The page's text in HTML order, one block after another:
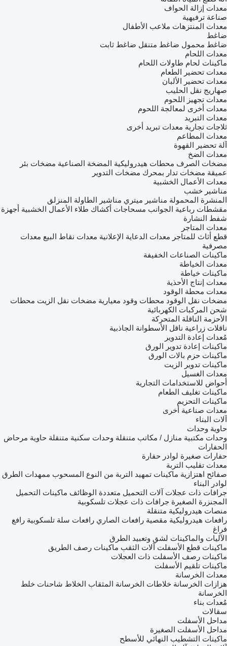
معدات إزالة الحواف
صناعة ترفيهية
معدات المنتزهات ملاعب الأطفال
ضاغط
ضاغط محمول ضاغط متنقل ضاغط ثابت
معدات اللحام
ماكينات لحام طاولات اللحام
معدات تحضير الطعام
معدات تحضير الألبان
صهاريج نقل الحليب
معدات تجهيز اللحوم
معدات أخرى لمعالجة اللحوم
معدات التبريد
ثلاجات تجارية معدات تبريد أخرى
معدات المطاعم
آلة تحضير القهوة
معدات الضخ
مضخات الصرف محطات هيدروليكية المضخة الصناعية مضخات بئر
عميقة مضخات تدار بمحرك مضخات التدوير
معدات الأعمال الخشبية
مناشير خشب
المنشرة المحمولة مناشير ميتري مناشير الطاولة المنزلق
مقشطات رباعية الجوانب مسحاجات أكشاك طلاء الأعمال الخشبية أجهزة
شفط النشارة
معدات المتاجر
قطع أثاث للمتاجر معدات الدعاية الإعلانية معدات نقاط البيع معدات
مصرفية
ماكينات الصناعات الخفيفة
معدات الخياطة
ماكينات خياطة
معدات إنتاج الأحذية
معدات محطة الوقود
مضخات نقل الوقود محطات وقود معيارية مضخات نقل الزيت محطات
شحن المركبات الكهربائية
الأحزمة الناقلة المتحركة
ناقلات زراعية ناقل الأسطوانة الجاذبية
مُعدات إعادة التدوير
ماكينات إعادة تدوير الورق
ماكينات حزم بالات الورق
ماكينات تدوير الزيت
معدات الغسيل
أحواض للاستخدامات التجارية
ماكينات تغليف الطعام
ماكينات التحزيم
معدات صناعية أخرى
آلات البناء
حاوية وحدات
وحدات مكتبية منازل / مكاتب متنقلة وحدات سكنية متنقلة حاوية مرحاض
الحفارات
حفارات صغيرة لوادر حفارة
معدات تقليب التربة
صفائح اهتزازية ماكينات تمهيد التربة من النوع المسحوب ممهدات الطرق
لوادر البناء
جرافات ذات عجلات آلات التحميل متعددة الوظائف ماكينات التحميل
المجنزرة الصغيرة جرافات ذات عجلات تلسكوبية
منصات هيدروليكية متنقلة
رافعات هيدروليكية مقصية رافعات الصاري رافعات سلة تلسكوبية رافع
فراغ
الآليات والماكينات لشق وتعبيد الطرق
ماكينات قطع الأسفلت آلات الثقب ماكينات رصف الطريق
ماكينات رصف الأسفلت ذات العجلات
ماكينات تلقيم الأسفلت
معدات الخرسانة
هزازات الخرسانة خلاطات الخرسانة المثقاب الخلاط شاحنات خلط
الخرسانة
مُعدات بناء
سقالات
مداحل الأسفلت
مداحل الأسفلت الصغيرة
ماكينات التشطيب النهائي للأسطح